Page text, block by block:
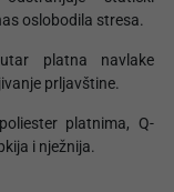
oslobodila stresa.
platna navlake
prljavštine.
platnima, Q-
i nježnija.